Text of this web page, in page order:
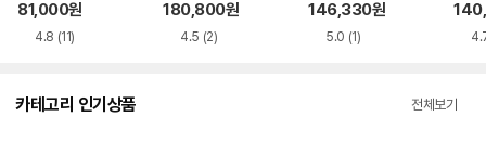
J7037-100 병행
81,000원
4.8 (11)
-133 병행
180,800원
4.5 (2)
146,330원
5.0 (1)
1-
카테고리 인기상품 전체보기